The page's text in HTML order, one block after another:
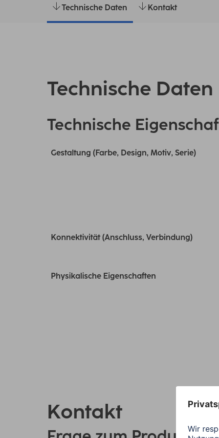
Technische Daten Kontakt
Technische Daten
Technische
Gestaltung (Farbe, Design, Motiv, Serie)
Konnektivität (Anschluss, Verbindung)
Physikalische Eigenschaften
Kontakt